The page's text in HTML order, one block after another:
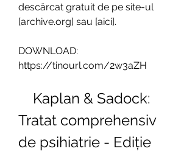
descărcat gratuit de pe site-ul
[archive.org] sau [aici].
DOWNLOAD:
https://tinourl.com/2w3aZH
Tratat comprehensiv
de psihiatrie - Ediție